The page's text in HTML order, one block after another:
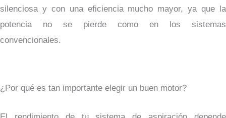
silenciosa y con una eficiencia mucho mayor, ya que la
potencia no se pierde como en los sistemas
convencionales.
¿Por qué es tan importante elegir un buen motor?